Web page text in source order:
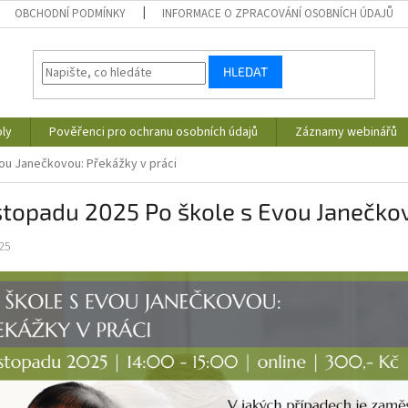
OBCHODNÍ PODMÍNKY INFORMACE O ZPRACOVÁNÍ OSOBNÍCH ÚDAJŮ
HLEDAT
Pověřenci pro ochranu osobních údajů
Záznamy webinářů
Janečkovou: Překážky v práci
2025 Po škole s Evou